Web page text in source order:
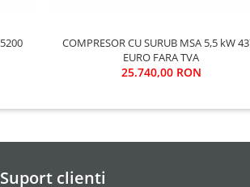
COMPRESOR CU SURUB MSA 5,5 kW 4370
EURO FARA TVA
25.740,00 RON
Suport clienti